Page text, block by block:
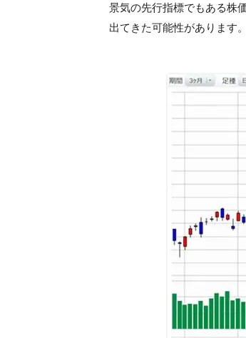
景気の先行指標でもある株
出てきた可能性があります。